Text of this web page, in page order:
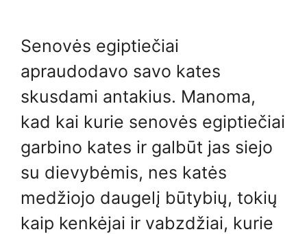
Senovės egiptiečiai
apraudodavo savo kates
skusdami antakius. Manoma,
kad kai kurie senovės egiptiečiai
garbino kates ir galbūt jas siejo
su dievybėmis, nes katės
medžiojo daugelį būtybių, tokių
kaip kenkėjai ir vabzdžiai, kurie